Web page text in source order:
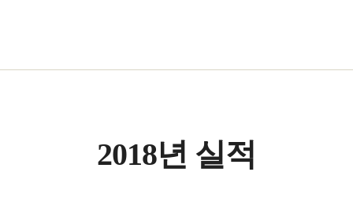
2018년 실적